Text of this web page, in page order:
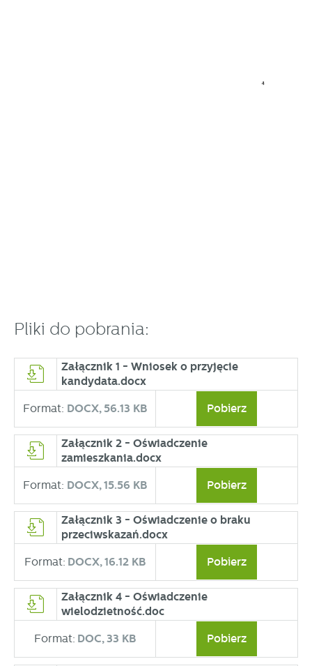
Pliki do pobrania:
Załącznik 1 - Wniosek o przyjęcie
kandydata.docx
Format: DOCX,56.13 KB Pobierz
Załącznik 2 - Oświadczenie
zamieszkania.docx
Format: DOCX,15.56 KB Pobierz
Załącznik 3 - Oświadczenie o braku
przeciwskazań.docx
Format: DOCX,16.12 KB Pobierz
Załącznik 4 - Oświadczenie
wielodzietność.doc
Format: DOC,33 KB Pobierz